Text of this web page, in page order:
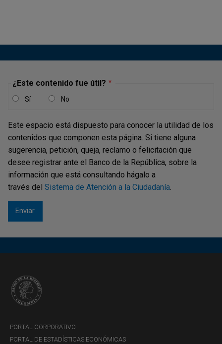
¿Este contenido fue útil?
Sí No
Este espacio está dispuesto para conocer la utilidad de los
contenidos que componen esta página. Si tiene alguna
sugerencia, petición, queja, reclamo o felicitación que
desee registrar ante el Banco de la República, sobre la
información que está consultando hágalo a
través del Sistema de Atención a la Ciudadanía.
PORTAL CORPORATIVO
PORTAL DE ESTADÍSTICAS ECONÓMICAS